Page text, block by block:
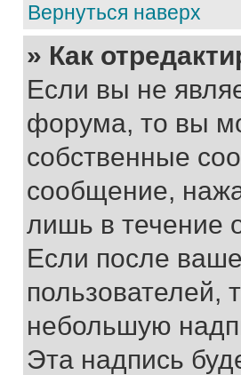
Вернуться наверх
» Как
Если вы не
форума, то вы
собственные
сообщение,
лишь в течение
Если после
пользователей,
небольшую
Эта надпись